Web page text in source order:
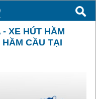
XE HÚT HẦM
CẦU TẠI